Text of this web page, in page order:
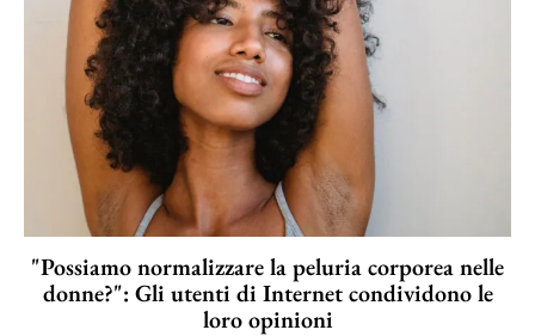
"Possiamo normalizzare la peluria corporea nelle
donne?": Gli utenti di Internet condividono le
loro opinioni